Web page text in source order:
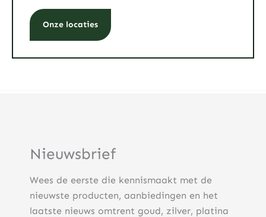
Onze locaties
Nieuwsbrief
Wees de eerste die kennismaakt met de
nieuwste producten, aanbiedingen en het
laatste nieuws omtrent goud, zilver, platina